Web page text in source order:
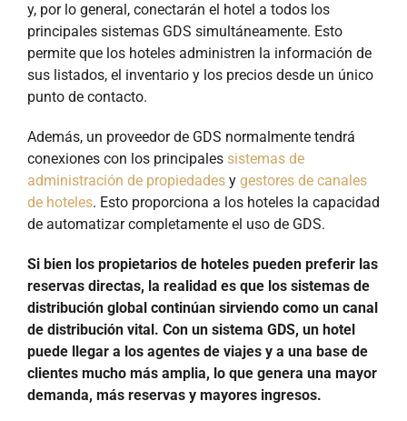
y, por lo general, conectarán el hotel a todos los
principales sistemas GDS simultáneamente. Esto
permite que los hoteles administren la información de
sus listados, el inventario y los precios desde un único
punto de contacto.
Además, un proveedor de GDS normalmente tendrá
conexiones con los principales sistemas de
administración de propiedades y gestores de canales
de hoteles. Esto proporciona a los hoteles la capacidad
de automatizar completamente el uso de GDS.
Si bien los propietarios de hoteles pueden preferir las
reservas directas, la realidad es que los sistemas de
distribución global continúan sirviendo como un canal
de distribución vital. Con un sistema GDS, un hotel
puede llegar a los agentes de viajes y a una base de
clientes mucho más amplia, lo que genera una mayor
demanda, más reservas y mayores ingresos.